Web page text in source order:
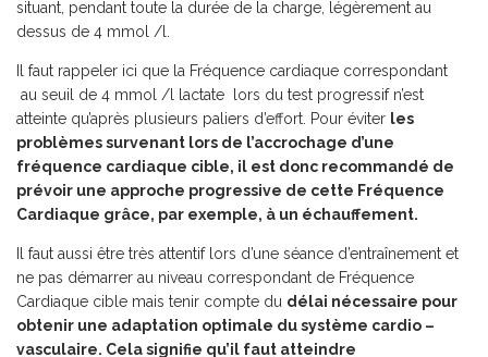
situant, pendant toute la durée de la charge, légèrement au
dessus de 4 mmol /l.
Il faut rappeler ici que la Fréquence cardiaque correspondant
au seuil de 4 mmol /l lactate lors du test progressif n’est
atteinte qu’après plusieurs paliers d’effort. Pour éviter les
problèmes survenant lors de l’accrochage d’une
fréquence cardiaque cible, il est donc recommandé de
prévoir une approche progressive de cette Fréquence
Cardiaque grâce, par exemple, à un échauffement.
Il faut aussi être très attentif lors d’une séance d’entraînement et
ne pas démarrer au niveau correspondant de Fréquence
Cardiaque cible mais tenir compte du délai nécessaire pour
obtenir une adaptation optimale du système cardio –
vasculaire. Cela signifie qu’il faut atteindre